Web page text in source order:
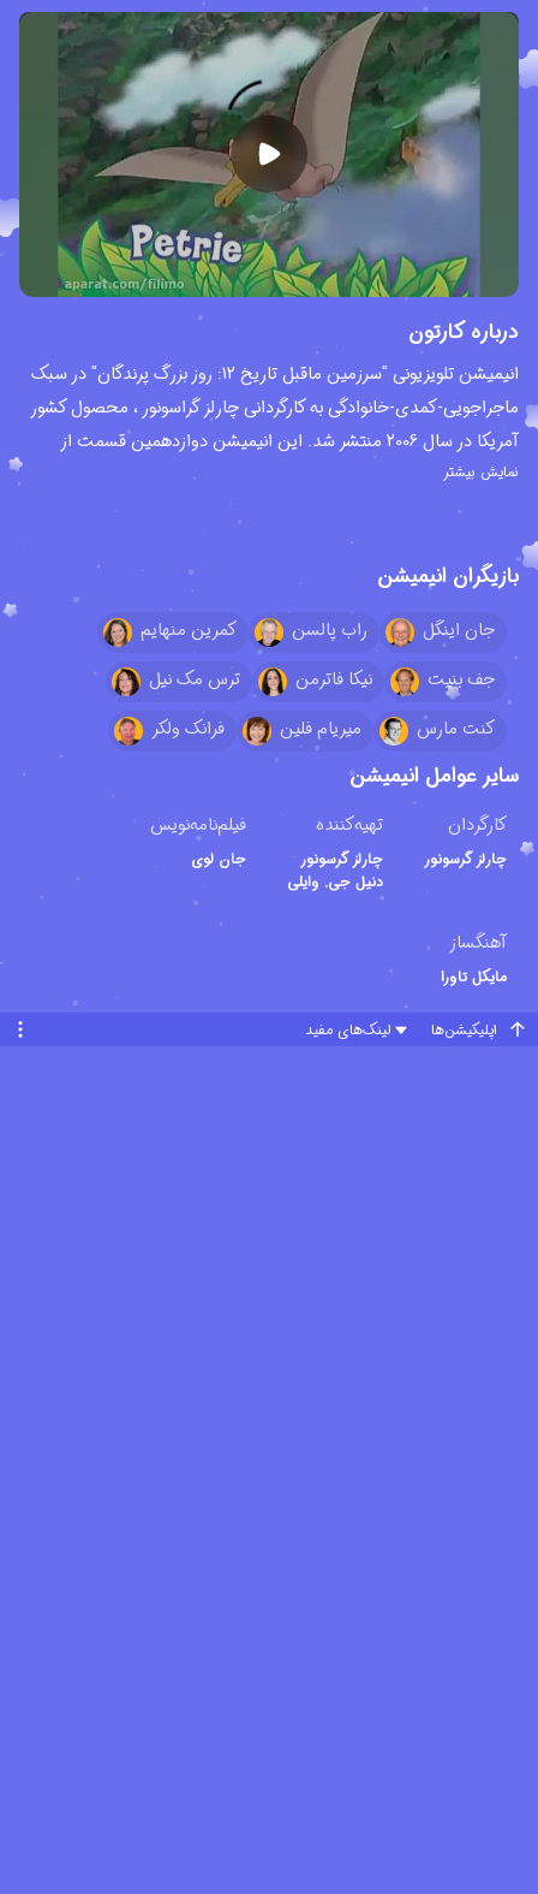
درباره کارتون
انیمیشن تلویزیونی "سرزمین ماقبل تاریخ 12: روز بزرگ پرندگان" در سبک
ماجراجویی-کمدی-خانوادگی به کارگردانی چارلز گراسونور ، محصول کشور
آمریکا در سال 2006 منتشر شد. این انیمیشن دوازدهمین قسمت از
تاکنون اسباب بازی ها ، بازی های کامپیوتری و یک انیمیشن سریالی بر
سال 2006 موفق به دریافت جایزه بهترین طراحی صدا از جشنواره جوایز
تلی Telly Awards شده است. در خلاصه داستان این انیمیشن
ماجراجویی کمدی آمده است ؛ جشن روز بزرگ پرندگان به زودی از راه
می رسد و تمام بچه دایناسورهای پرنده دره بزرگ خود را آماده می کنند
تا در این جشن شرکت کنند. آنها باید همراه با بزرگ ترها پرواز کنند و
توانایی ها و استعدادهای خود را در پرواز نمایش دهند. "پتری" نگران
است که نتواند در این روز عملکرد خوبی داشته باشد و به شدت مشغول
تمرین است. در همین هنگام یک دایناسور عجیب و غریب به دره بزرگ
وارد می شود که از هویت خود اطلاع ندارد و نمی داند چه موجودی ست.
این دایناسور "گیدو" نام دارد و بدن او با پر پوشیده شده است ، چیزی که
هیچکدام از دایناسورهای دره بزرگ تا به حال ندیده اند و بسیار شگفت
زده شده اند. گیدو با پتری و پاکوچولو و دایناسورهای کوچولو دوست می
شود و شروع به شناختن خود می کند. اما او یک مشکل بزرگ دارد و آن
مشکل این است که در خواب راه می رود. در یکی از شب هایی که او
شروع به راه رفتن در خواب کرده ، پاکوچولو و دوستانش به دنبال گیدو می
نمایش بیشتر
بازیگران انیمیشن
جان اینگل راب پالسن
کمرین منهایم
جف بنیت
نیکا فاترمن
ترس مک نیل
کنت مارس
میریام فلین فرانک ولکر
سایر عوامل انیمیشن
کارگردان
چارلز گرسونور
تهیه‌کننده
چارلز گرسونور
دنیل جی. وایلی
فیلم‌نامه‌نویس
جان لوی
آهنگساز
مایکل تاورا
اپلیکیشن‌ها لینک‌های مفید